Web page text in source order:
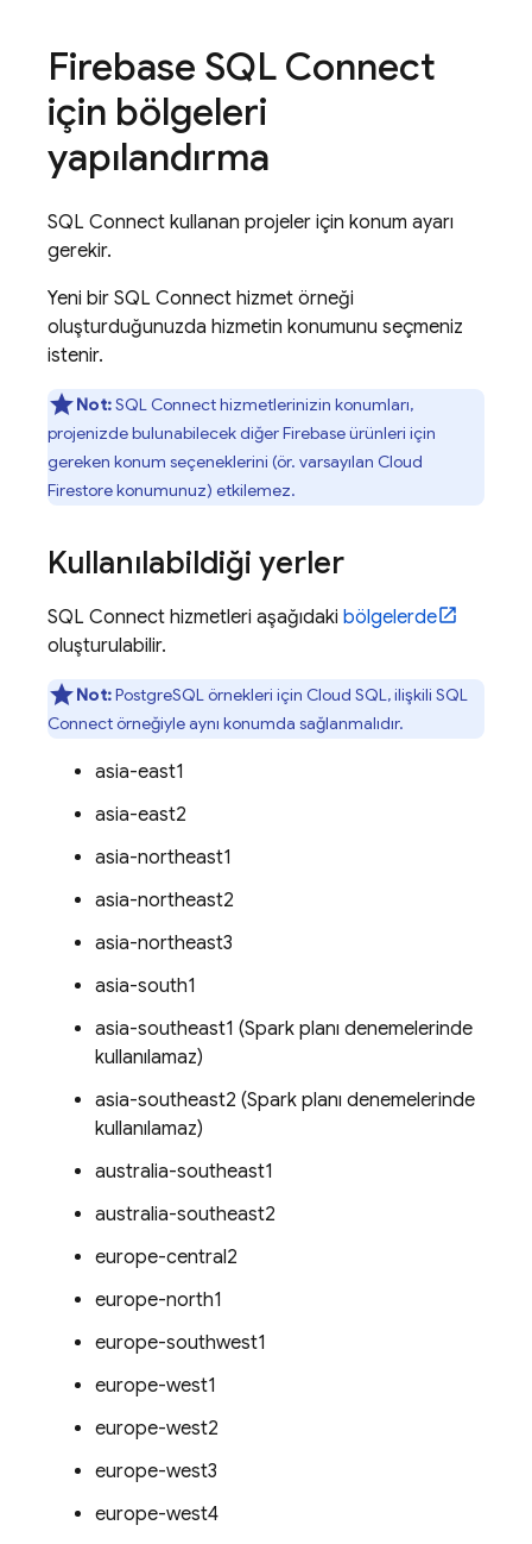
Firebase SQL Connect
için bölgeleri
yapılandırma
SQL Connect kullanan projeler için konum ayarı
gerekir.
Yeni bir SQL Connect hizmet örneği
oluşturduğunuzda hizmetin konumunu seçmeniz
istenir.
Not:SQL Connecthizmetlerinizin konumları,
projenizde bulunabilecek diğer Firebase ürünleri için
gereken konum seçeneklerini (ör. varsayılan Cloud
Firestorekonumunuz) etkilemez.
Kullanılabildiği yerler
SQL Connect hizmetleri aşağıdaki bölgelerde
oluşturulabilir.
Not:PostgreSQL örnekleri için Cloud SQL, ilişkili SQL
Connectörneğiyle aynı konumda sağlanmalıdır.
asia-east1
asia-east2
asia-northeast1
asia-northeast2
asia-northeast3
asia-south1
asia-southeast1 (Spark planı denemelerinde
kullanılamaz)
asia-southeast2 (Spark planı denemelerinde
kullanılamaz)
australia-southeast1
australia-southeast2
europe-central2
europe-north1
europe-southwest1
europe-west1
europe-west2
europe-west3
europe-west4